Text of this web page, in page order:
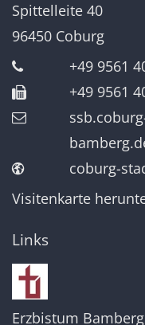
Spittelleite 40
96450 Coburg
+49 9561
+49 9561
coburg-
Visitenkarte
Links
Erzbistum Bamberg